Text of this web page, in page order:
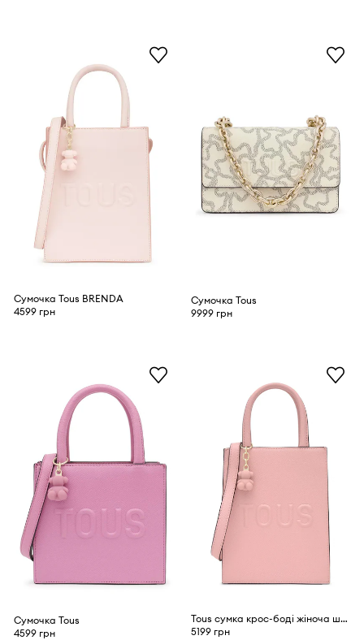
Сумочка Tous BRENDA
4599 грн
Сумочка Tous
9999 грн
Сумочка Tous
4599 грн
Tous сумка крос-боді жіноча шкіряна
5199 грн